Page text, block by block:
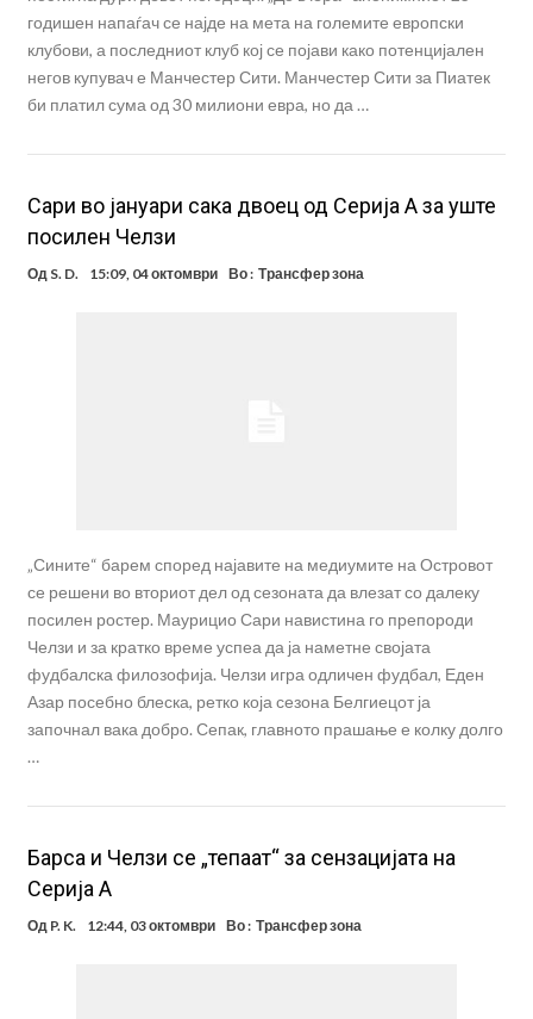
годишен напаѓач се најде на мета на големите европски
клубови, а последниот клуб кој се појави како потенцијален
негов купувач е Манчестер Сити. Манчестер Сити за Пиатек
би платил сума од 30 милиони евра, но да …
Сари во јануари сака двоец од Серија А за уште
посилен Челзи
Од S. D. 15:09, 04 октомври Во : Трансфер зона
„Сините“ барем според најавите на медиумите на Островот
се решени во вториот дел од сезоната да влезат со далеку
посилен ростер. Маурицио Сари навистина го препороди
Челзи и за кратко време успеа да ја наметне својата
фудбалска филозофија. Челзи игра одличен фудбал, Еден
Азар посебно блеска, ретко која сезона Белгиецот ја
започнал вака добро. Сепак, главното прашање е колку долго
…
Барса и Челзи се „тепаат“ за сензацијата на
Серија А
Од P. K. 12:44, 03 октомври Во : Трансфер зона